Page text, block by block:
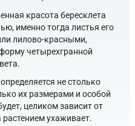
красота бересклета
именно тогда листья его
лилово-красными,
четырехгранной
не столько
их размерами и особой
целиком зависит от
ухаживает.